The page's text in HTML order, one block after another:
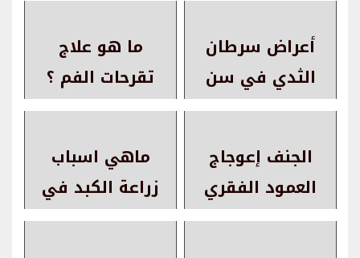
أعراض سرطان
الثدي في سن
العشرين | كيف
بسرطان الثدي
ما هو علاج
تقرحات الفم ؟
الجنف إعوجاج
العمود الفقري
ماهي اسباب
زراعة الكبد في
الأطفال والبالغين